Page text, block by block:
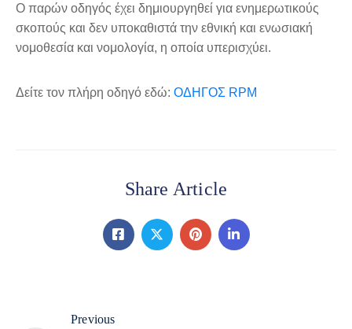
Ο παρών οδηγός έχει δημιουργηθεί για ενημερωτικούς
σκοπούς και δεν υποκαθιστά την εθνική και ενωσιακή
νομοθεσία και νομολογία, η οποία υπερισχύει.
Δείτε τον πλήρη οδηγό εδώ: ΟΔΗΓΟΣ RPM
Share Article
Previous